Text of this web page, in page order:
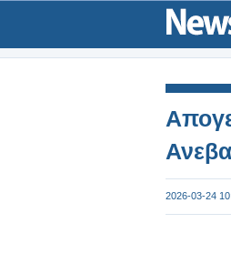
2026-03-24